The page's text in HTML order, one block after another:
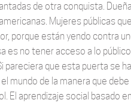
de otra conquista.
Mujeres públicas
porque están yendo contra
es no tener acceso a lo
pareciera que esta puerta se
mundo de la manera que
aprendizaje social basado